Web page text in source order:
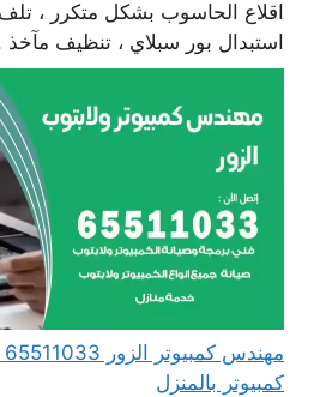
اقلاع الحاسوب بشكل متكرر ، تلف
استبدال بور سبلاي ، تنظيف مآخذ
كمبيوتر بالمنزل